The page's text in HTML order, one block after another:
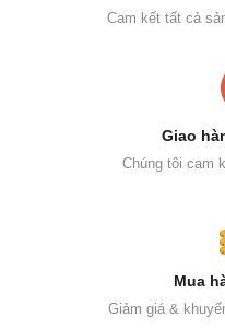
Cam kết tất cả
Giao
Chúng tôi cam
Mua
Giảm giá &